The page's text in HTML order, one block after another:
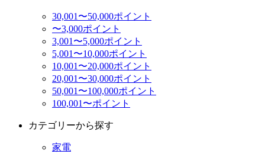
30,001〜50,000ポイント
〜3,000ポイント
3,001〜5,000ポイント
5,001〜10,000ポイント
10,001〜20,000ポイント
20,001〜30,000ポイント
50,001〜100,000ポイント
100,001〜ポイント
カテゴリーから探す
家電